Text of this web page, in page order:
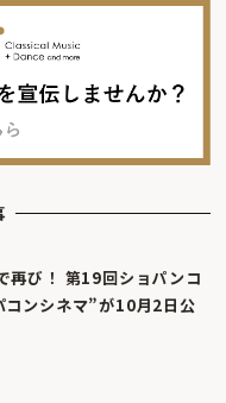
再び！ 第19回ショパンコ
コンシネマ”が10月2日公